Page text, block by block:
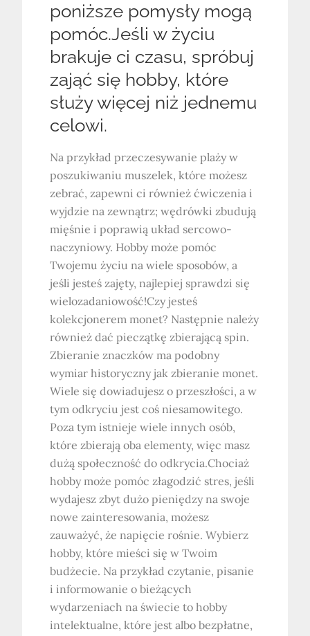
poniższe pomysły mogą
pomóc.Jeśli w życiu
brakuje ci czasu, spróbuj
zająć się hobby, które
służy więcej niż jednemu
celowi.
Na przykład przeczesywanie plaży w
poszukiwaniu muszelek, które możesz
zebrać, zapewni ci również ćwiczenia i
wyjdzie na zewnątrz; wędrówki zbudują
mięśnie i poprawią układ sercowo-
naczyniowy. Hobby może pomóc
Twojemu życiu na wiele sposobów, a
jeśli jesteś zajęty, najlepiej sprawdzi się
wielozadaniowość!Czy jesteś
kolekcjonerem monet? Następnie należy
również dać pieczątkę zbierającą spin.
Zbieranie znaczków ma podobny
wymiar historyczny jak zbieranie monet.
Wiele się dowiadujesz o przeszłości, a w
tym odkryciu jest coś niesamowitego.
Poza tym istnieje wiele innych osób,
które zbierają oba elementy, więc masz
dużą społeczność do odkrycia.Chociaż
hobby może pomóc złagodzić stres, jeśli
wydajesz zbyt dużo pieniędzy na swoje
nowe zainteresowania, możesz
zauważyć, że napięcie rośnie. Wybierz
hobby, które mieści się w Twoim
budżecie. Na przykład czytanie, pisanie
i informowanie o bieżących
wydarzeniach na świecie to hobby
intelektualne, które jest albo bezpłatne,